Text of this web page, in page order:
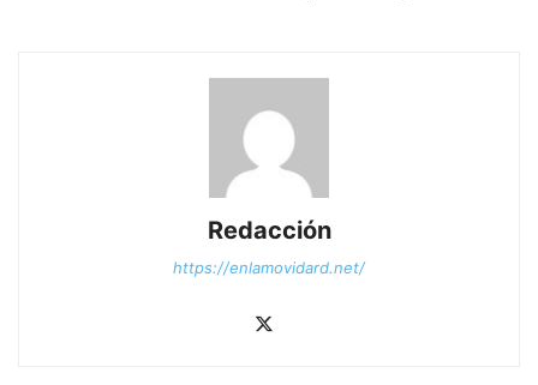
Redacción
https://enlamovidard.net/